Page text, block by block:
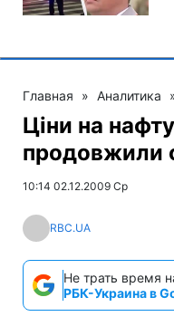
Главная » Аналитика
Ціни на нафту
продовжили
10:14 02.12.2009 Ср
RBC.UA
Не трать время
РБК-Украина в